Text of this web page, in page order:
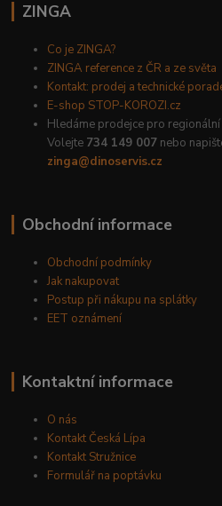
ZINGA
Co je ZINGA?
ZINGA reference z ČR a ze světa
Kontakt: prodej a technické
E-shop STOP-KOROZI.cz
Hledáme prodejce pro
Volejte 734 149 007 nebo
zinga@dinoservis.cz
Obchodní informace
Obchodní podmínky
Jak nakupovat
Postup při nákupu na splátky
EET oznámení
Kontaktní informace
O nás
Kontakt Česká Lípa
Kontakt Stružnice
Formulář na poptávku